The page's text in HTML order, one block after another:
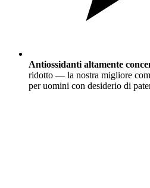
Antiossidanti altamente
ridotto — la nostra migliore
per uomini con desiderio di